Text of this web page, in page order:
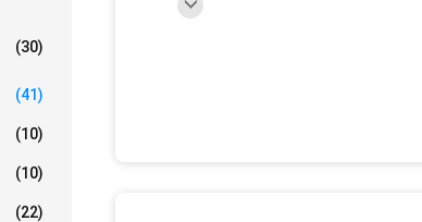
(30)
(41)
(10)
(10)
(22)